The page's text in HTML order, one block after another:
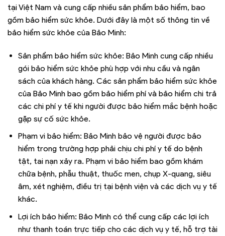
tại Việt Nam và cung cấp nhiều sản phẩm bảo hiểm, bao
gồm bảo hiểm sức khỏe. Dưới đây là một số thông tin về
bảo hiểm sức khỏe của Bảo Minh:
Sản phẩm bảo hiểm sức khỏe: Bảo Minh cung cấp nhiều
gói bảo hiểm sức khỏe phù hợp với nhu cầu và ngân
sách của khách hàng. Các sản phẩm bảo hiểm sức khỏe
của Bảo Minh bao gồm bảo hiểm phí và bảo hiểm chi trả
các chi phí y tế khi người được bảo hiểm mắc bệnh hoặc
gặp sự cố sức khỏe.
Phạm vi bảo hiểm: Bảo Minh bảo vệ người được bảo
hiểm trong trường hợp phải chịu chi phí y tế do bệnh
tật, tai nạn xảy ra. Phạm vi bảo hiểm bao gồm khám
chữa bệnh, phẫu thuật, thuốc men, chụp X-quang, siêu
âm, xét nghiệm, điều trị tại bệnh viện và các dịch vụ y tế
khác.
Lợi ích bảo hiểm: Bảo Minh có thể cung cấp các lợi ích
như thanh toán trực tiếp cho các dịch vụ y tế, hỗ trợ tài